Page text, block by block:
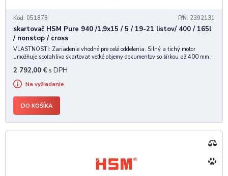
Kód: 051878 P/N: 2392131
skartovač HSM Pure 940 /1,9x15 / 5 / 19-21 listov/ 400 / 165l
/ nonstop / cross
VLASTNOSTI: Zariadenie vhodné pre celé oddelenia. Silný a tichý motor
umožňuje spoľahlivo skartovať veľké objemy dokumentov so šírkou až 400 mm.
Vysokokvalitné materiály "Made in Germany"
2 792,00 € s DPH
Na vyžiadanie
DO KOŠÍKA